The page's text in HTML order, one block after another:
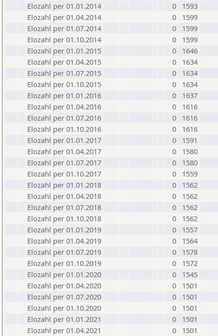
Elozahl per 01.01.2014
0
1593
Elozahl per 01.04.2014
0
1599
Elozahl per 01.07.2014
0
1599
Elozahl per 01.10.2014
0
1599
Elozahl per 01.01.2015
0
1646
Elozahl per 01.04.2015
0
1634
Elozahl per 01.07.2015
0
1634
Elozahl per 01.10.2015
0
1634
Elozahl per 01.01.2016
0
1637
Elozahl per 01.04.2016
0
1616
Elozahl per 01.07.2016
0
1616
Elozahl per 01.10.2016
0
1616
Elozahl per 01.01.2017
0
1591
Elozahl per 01.04.2017
0
1580
Elozahl per 01.07.2017
0
1580
Elozahl per 01.10.2017
0
1559
Elozahl per 01.01.2018
0
1562
Elozahl per 01.04.2018
0
1562
Elozahl per 01.07.2018
0
1562
Elozahl per 01.10.2018
0
1562
Elozahl per 01.01.2019
0
1557
Elozahl per 01.04.2019
0
1564
Elozahl per 01.07.2019
0
1578
Elozahl per 01.10.2019
0
1572
Elozahl per 01.01.2020
0
1545
Elozahl per 01.04.2020
0
1501
Elozahl per 01.07.2020
0
1501
Elozahl per 01.10.2020
0
1501
Elozahl per 01.01.2021
0
1501
Elozahl per 01.04.2021
0
1501